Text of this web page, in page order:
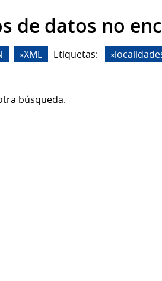
de datos no
XML Etiquetas:
búsqueda.